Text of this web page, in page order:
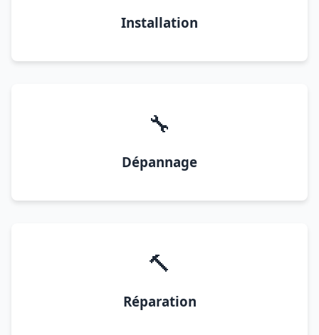
Installation
🔧
Dépannage
🔨
Réparation